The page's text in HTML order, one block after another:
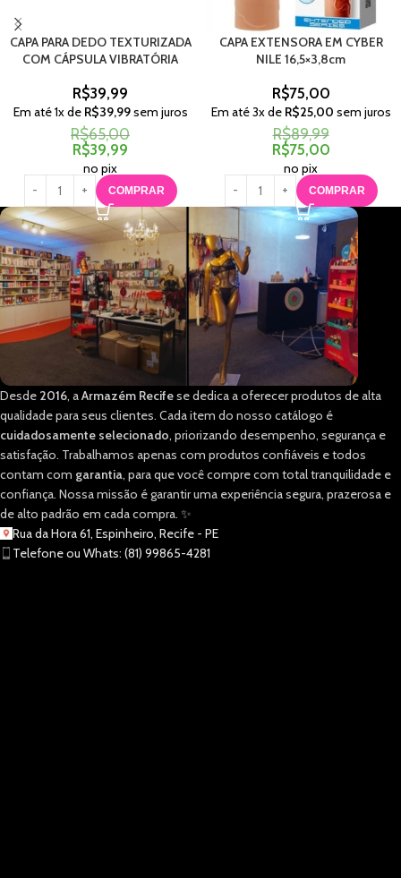
CAPA PARA DEDO TEXTURIZADA
COM CÁPSULA VIBRATÓRIA
R$39,99
Em até1x de R$39,99sem juros
R$65,00
R$39,99
no pix
COMPRAR
CAPA EXTENSORA EM CYBER
NILE 16,5×3,8cm
R$75,00
Em até3x de R$25,00 sem juros
R$89,99
R$75,00
no pix
COMPRAR
Desde 2016, aArmazém Recifese dedica a oferecer produtos de alta
qualidade para seus clientes. Cada item do nosso catálogo é
cuidadosamente selecionado, priorizando desempenho, segurança e
satisfação. Trabalhamos apenas com produtos confiáveis e todos
contam com garantia, para que você compre com total tranquilidade e
confiança. Nossa missão é garantir uma experiência segura, prazerosa e
de alto padrão em cada compra. ✨
Rua da Hora 61, Espinheiro, Recife - PE
Telefone ou Whats: (81) 99865-4281